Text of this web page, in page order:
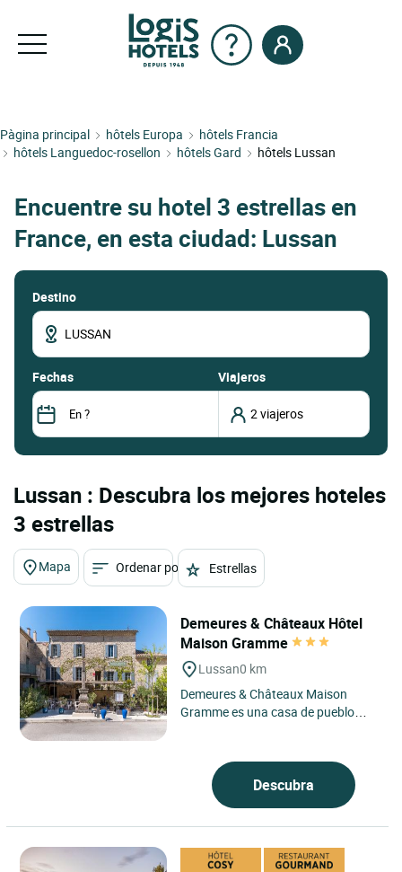
Pàgina principal hôtels Europa
hôtels Francia
hôtels Languedoc-rosellon
hôtels Gard hôtels Lussan
Encuentre su hotel 3 estrellas en
France, en esta ciudad: Lussan
Destino
fechas Viajeros
Lussan : Descubra los mejores hoteles
3 estrellas
Mapa Ordenar por Estrellas
Demeures & Châteaux Hôtel
Maison Gramme
Lussan0 km
Demeures & Châteaux Maison
Gramme es una casa de pueblo
Descubra